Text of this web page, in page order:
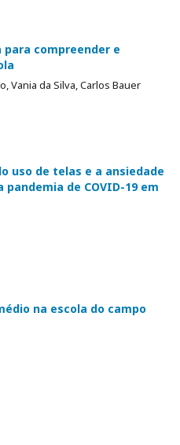
compreender e
Vania da Silva, Carlos Bauer
uso de telas e a ansiedade
de COVID-19 em
na escola do campo